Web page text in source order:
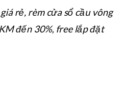
rẻ, rèm cửa sổ cầu vông
đến 30%, free lắp đặt